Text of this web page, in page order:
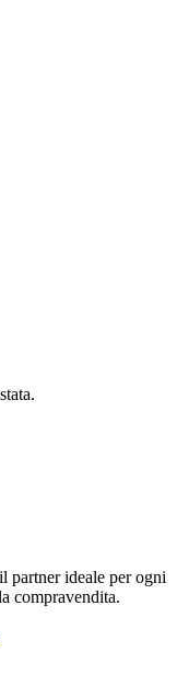
partner ideale per ogni
compravendita.